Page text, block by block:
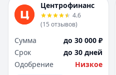
Центрофинанс
4.6
(15 отзывов)
Сумма
до 30 000 ₽
Срок
до 30 дней
Одобрение
Низкое